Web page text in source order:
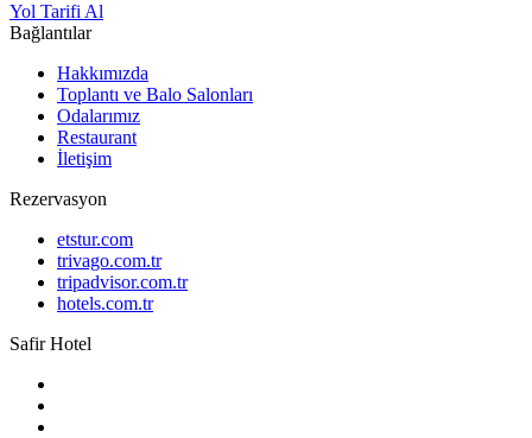
Yol Tarifi Al
Bağlantılar
Hakkımızda
Toplantı ve Balo Salonları
Odalarımız
Restaurant
İletişim
Rezervasyon
etstur.com
trivago.com.tr
tripadvisor.com.tr
hotels.com.tr
Safir Hotel